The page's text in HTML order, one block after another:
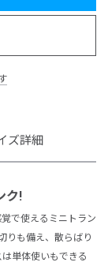
ズ詳細
ク!
で使えるミニトラン
りも備え、散らばり
単体使いもできる